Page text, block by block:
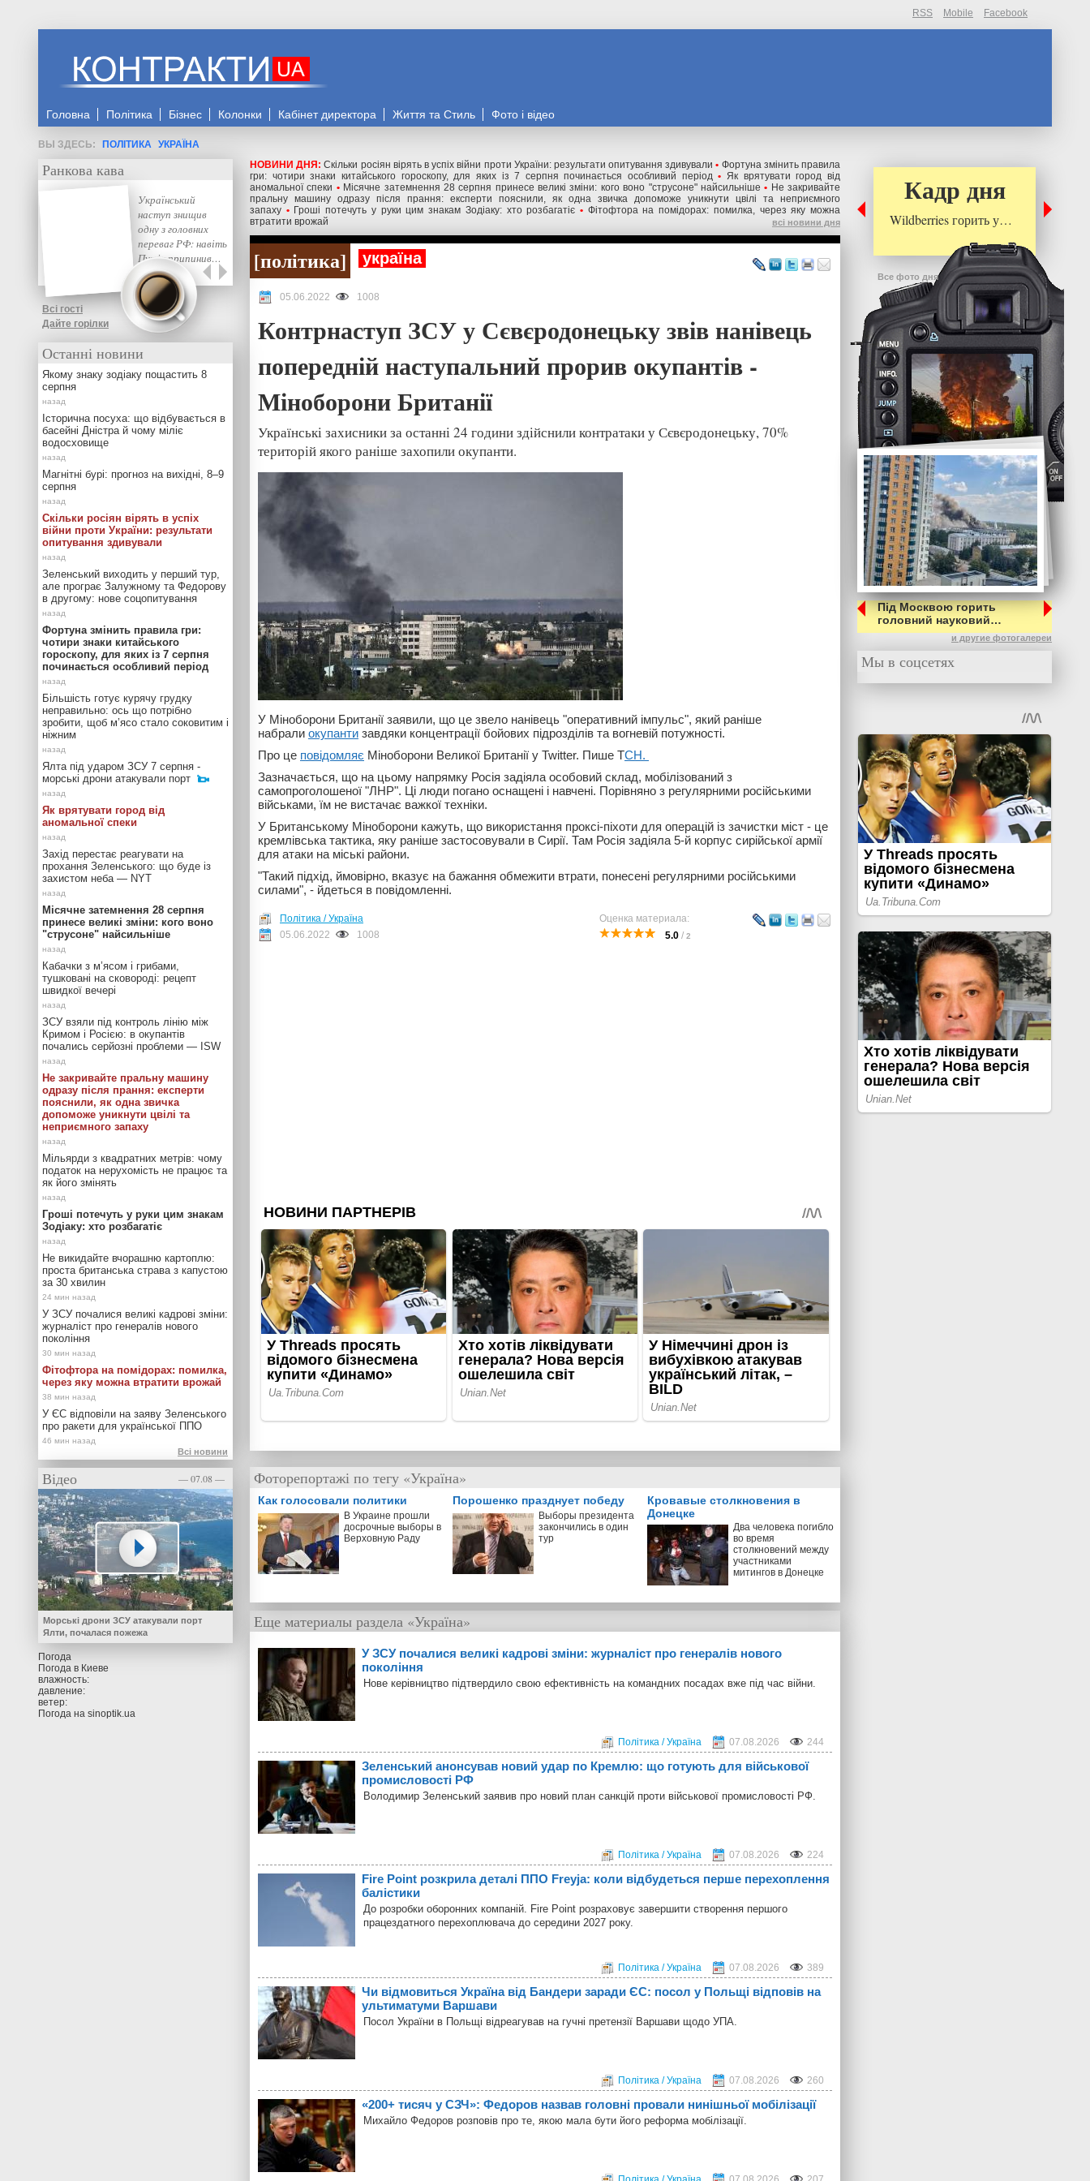
RSS Mobile Facebook
Головна Політика Бізнес Колонки Кабінет директора Життя та Стиль Фото і відео
ПОЛІТИКА УКРАЇНА
НОВИНИ ДНЯ:Скільки росіян вірять в успіх війни проти України: результати опитування здивували • Фортуна змінить правила
гри: чотири знаки китайського гороскопу, для яких із 7 серпня починається особливий період • Як врятувати город від
аномальної спеки • Місячне затемнення 28 серпня принесе великі зміни: кого воно "струсоне" найсильніше • Не закривайте
пральну машину одразу після прання: експерти пояснили, як одна звичка допоможе уникнути цвілі та неприємного
запаху • Гроші потечуть у руки цим знакам Зодіаку: хто розбагатіє • Фітофтора на помідорах: помилка, через яку можна
втратити врожай
всі новини дня
політика україна
05.06.2022 1008
Контрнаступ ЗСУ у Сєвєродонецьку звів нанівець
попередній наступальний прорив окупантів -
Міноборони Британії
Українські захисники за останні 24 години здійснили контратаки у Сєвєродонецьку, 70%
територій якого раніше захопили окупанти.
У Міноборони Британії заявили, що це звело нанівець "оперативний імпульс", який раніше
набрали окупанти завдяки концентрації бойових підрозділів та вогневій потужності.
Про це повідомляє Міноборони Великої Британії у Twitter. Пише ТСН.
Зазначається, що на цьому напрямку Росія задіяла особовий склад, мобілізований з
самопроголошеної "ЛНР". Ці люди погано оснащені і навчені. Порівняно з регулярними російськими
військами, їм не вистачає важкої техніки.
У Британському Міноборони кажуть, що використання проксі-піхоти для операцій із зачистки міст - це
кремлівська тактика, яку раніше застосовували в Сирії. Там Росія задіяла 5-й корпус сирійської армії
для атаки на міські райони.
"Такий підхід, ймовірно, вказує на бажання обмежити втрати, понесені регулярними російськими
силами", - йдеться в повідомленні.
Оценка материала:
5.0 / 2
Політика / Україна
05.06.2022
1008
Фоторепортажі по тегу «Україна»
Как голосовали политики
В Украине прошли
досрочные выборы в
Верховную Раду
Порошенко празднует победу
Выборы президента
закончились в один
тур
Кровавые столкновения в
Донецке
Два человека погибло
во время
столкновений между
участниками
митингов в Донецке
Еще материалы раздела «Україна»
У ЗСУ почалися великі кадрові зміни: журналіст про генералів нового
покоління
Нове керівництво підтвердило свою ефективність на командних посадах вже під час війни.
Політика / Україна 07.08.2026 244
Зеленський анонсував новий удар по Кремлю: що готують для військової
промисловості РФ
Володимир Зеленський заявив про новий план санкцій проти військової промисловості РФ.
Політика / Україна 07.08.2026 224
Fire Point розкрила деталі ППО Freyja: коли відбудеться перше перехоплення
балістики
До розробки оборонних компаній. Fire Point розраховує завершити створення першого
працездатного перехоплювача до середини 2027 року.
Політика / Україна 07.08.2026 389
Чи відмовиться Україна від Бандери заради ЄС: посол у Польщі відповів на
ультиматуми Варшави
Посол України в Польщі відреагував на гучні претензії Варшави щодо УПА.
Політика / Україна 07.08.2026 260
«200+ тисяч у СЗЧ»: Федоров назвав головні провали нинішньої мобілізації
Михайло Федоров розповів про те, якою мала бути його реформа мобілізації.
Ранкова кава
Український
наступ знищив
одну з головних
переваг РФ: навіть
Путін припинив…
Всі гості
Дайте горілки
Останні новини
Якому знаку зодіаку пощастить 8
серпня
Історична посуха: що відбувається в
басейні Дністра й чому міліє
водосховище
Магнітні бурі: прогноз на вихідні, 8–9
серпня
Скільки росіян вірять в успіх
війни проти України: результати
опитування здивували
Зеленський виходить у перший тур,
але програє Залужному та Федорову
в другому: нове соцопитування
Фортуна змінить правила гри:
чотири знаки китайського
гороскопу, для яких із 7 серпня
починається особливий період
Більшість готує курячу грудку
неправильно: ось що потрібно
зробити, щоб м’ясо стало соковитим і
ніжним
Ялта під ударом ЗСУ 7 серпня -
морські дрони атакували порт
Як врятувати город від
аномальної спеки
Захід перестає реагувати на
прохання Зеленського: що буде із
захистом неба — NYT
Місячне затемнення 28 серпня
принесе великі зміни: кого воно
"струсоне" найсильніше
Кабачки з м’ясом і грибами,
тушковані на сковороді: рецепт
швидкої вечері
ЗСУ взяли під контроль лінію між
Кримом і Росією: в окупантів
почались серйозні проблеми — ISW
Не закривайте пральну машину
одразу після прання: експерти
пояснили, як одна звичка
допоможе уникнути цвілі та
неприємного запаху
Мільярди з квадратних метрів: чому
податок на нерухомість не працює та
як його змінять
Гроші потечуть у руки цим знакам
Зодіаку: хто розбагатіє
Не викидайте вчорашню картоплю:
проста британська страва з капустою
за 30 хвилин
У ЗСУ почалися великі кадрові зміни:
журналіст про генералів нового
покоління
Фітофтора на помідорах: помилка,
через яку можна втратити врожай
У ЄС відповіли на заяву Зеленського
про ракети для української ППО
Всі новини
Відео — 07.08 —
Морські дрони ЗСУ атакували порт
Ялти, почалася пожежа
Погода
Погода в Киеве
влажность:
давление:
ветер:
Погода на sinoptik.ua
Кадр дня
Wildberries горить у…
Все фото дня
Під Москвою горить
головний науковий…
и другие фотогалереи
Мы в соцсетях